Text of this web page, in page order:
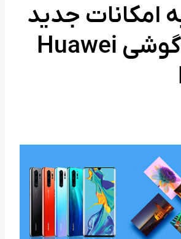
امکانات جدید
گوشی Huawei